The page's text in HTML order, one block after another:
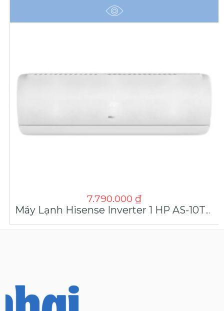
7.790.000 ₫
Máy Lạnh Hisense Inverter 1 HP AS-10TR4RGUUA00 Giá Tốt